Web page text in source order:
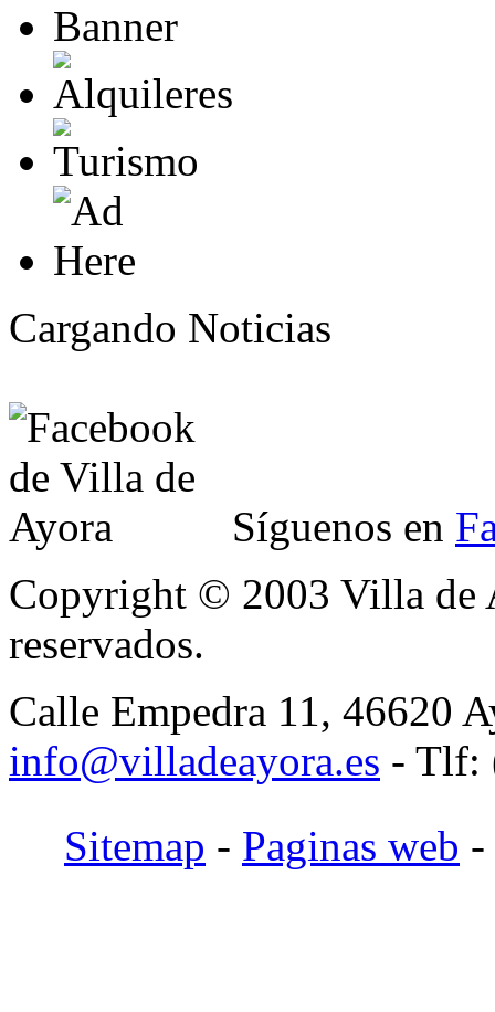
Cargando Noticias
Síguenos en
Copyright © 2003 Villa de
reservados.
Calle Empedra 11, 46620
info@villadeayora.es - Tlf:
Sitemap - Paginas web -